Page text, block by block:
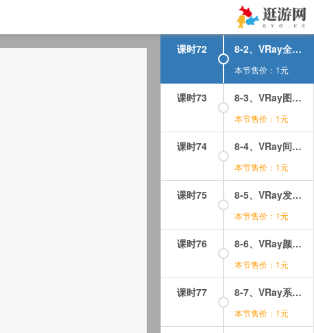
本节售价：1元
课时72 8-2、VRay全局开关面板
本节售价：1元
课时73 8-3、VRay图像采样器面板
本节售价：1元
课时74 8-4、VRay间接照明（GI）面板
本节售价：1元
课时75 8-5、VRay发光贴图和灯光缓冲面板
本节售价：1元
课时76 8-6、VRay颜色映射面板
本节售价：1元
课时77 8-7、VRay系统面板
本节售价：1元